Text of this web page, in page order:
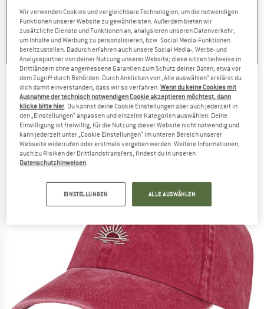
4
)
CHF 30.57
+2
4.7(15)
0.0(0)
P.A.C. -Washdyo+ Washed Organic Cotton
Dad Cap - Cap
(0)
Wir verwenden Cookies und vergleichbare Technologien, um die notwendigen
Funktionen unserer Website zu gewährleisten. Außerdem bieten wir
zusätzliche Dienste und Funktionen an, analysieren unseren Datenverkehr,
um Inhalte und Werbung zu personalisieren, bzw. Social Media-Funktionen
bereitzustellen. Dadurch erfahren auch unsere Social Media-, Werbe- und
Analysepartner von deiner Nutzung unserer Website; diese sitzen teilweise in
Drittländern ohne angemessene Garantien zum Schutz deiner Daten, etwa vor
dem Zugriff durch Behörden. Durch Anklicken von „Alle auswählen“ erklärst du
dich damit einverstanden, dass wir so verfahren.Wenn du keine Cookies mit
Ausnahme der technisch notwendigen Cookie akzeptieren möchtest, dann
klicke bitte hier . Du kannst deine Cookie Einstellungen aber auch jederzeit in
den „Einstellungen“ anpassen und einzelne Kategorien auswählen. Deine
Einwilligung ist freiwillig, für die Nutzung dieser Website nicht notwendig und
kann jederzeit unter „Cookie Einstellungen“ im unteren Bereich unserer
Webseite widerrufen oder erstmals vergeben werden. Weitere Informationen,
auch zu Risiken der Drittlandstransfers, findest du in unseren
Datenschutzhinweisen
EINSTELLUNGEN ALLE AUSWÄHLEN